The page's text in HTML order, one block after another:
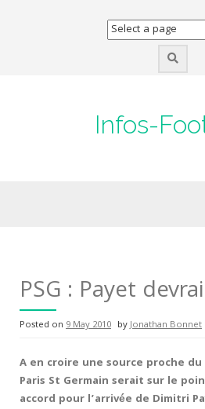
Infos-
PSG : Payet
Posted on 9 May 2010 byJonathan Bonnet
A en croire une source proche
Paris St Germain serait sur le
accord pour l’arrivée de Dimitri